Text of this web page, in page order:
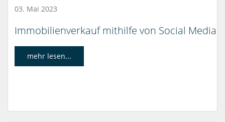
03. Mai 2023
Immobilienverkauf mithilfe von Social Media
mehr lesen...